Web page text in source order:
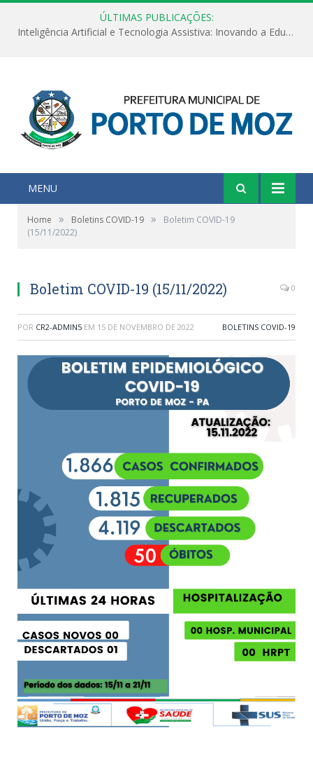
ÚLTIMAS PUBLICAÇÕES:
Inteligência Artificial e Tecnologia Assistiva: Inovando a Educação Especial e Inclusiva
MENU
Home » Boletins COVID-19 »
Boletim COVID-19
(15/11/2022)
Boletim COVID-19 (15/11/2022) 0
POR CR2-ADMIN5 EM 15 DE NOVEMBRO DE 2022 BOLETINS COVID-19